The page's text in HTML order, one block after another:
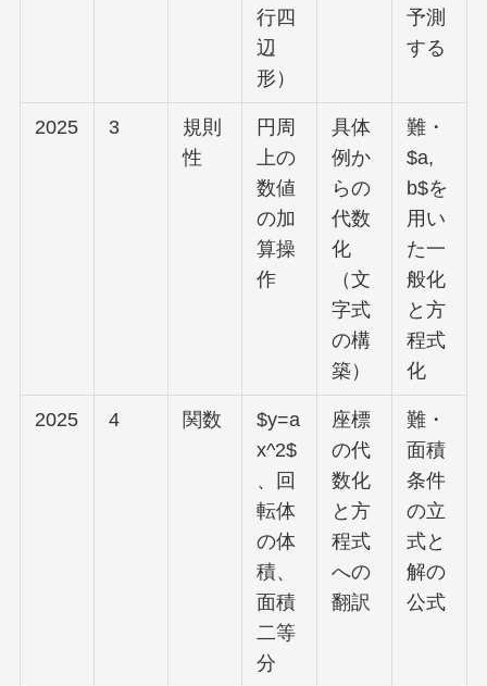
行四
辺
形）
予測
する
2025 3
規則
性
円周
上の
数値
の加
算操
作
具体
例か
らの
代数
化
（文
字式
の構
築）
難・
$a,
b$を
用い
た一
般化
と方
程式
化
2025 4 関数
$y=a
x^2$
、回
転体
の体
積、
面積
二等
分
座標
の代
数化
と方
程式
への
翻訳
難・
面積
条件
の立
式と
解の
公式